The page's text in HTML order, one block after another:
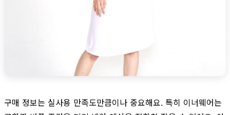
구매 정보는 실사용 만족도만큼이나 중요해요. 특히 이너웨어는